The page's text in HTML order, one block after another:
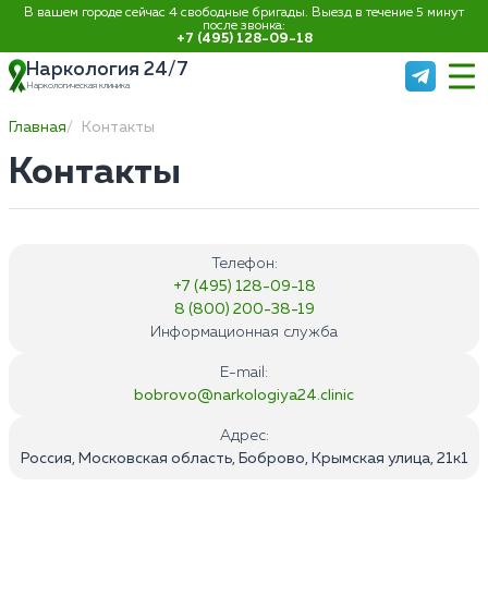
В вашем городе сейчас 4 свободные бригады. Выезд в течение 5 минут
после звонка:
+7 (495) 128-09-18
Наркология 24/7
Наркологическая клиника
Главная Контакты
Контакты
Телефон:
+7 (495) 128-09-18
8 (800) 200-38-19
Информационная служба
E-mail:
bobrovo@narkologiya24.clinic
Адрес:
Россия, Московская область, Боброво, Крымская улица, 21к1